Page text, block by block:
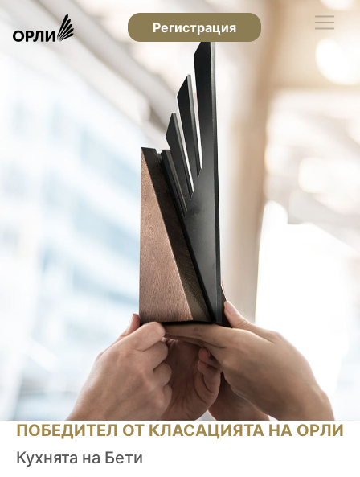
Регистрация
ПОБЕДИТЕЛ ОТ КЛАСАЦИЯТА НА ОРЛИ
Кухнята на Бети